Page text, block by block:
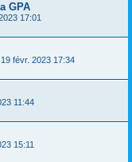
GPA
17:01
févr. 2023 17:34
11:44
15:11